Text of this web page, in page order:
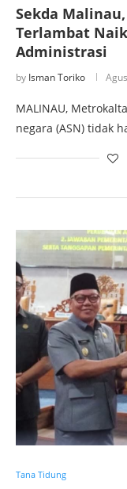
Sekda Malinau,
Terlambat
Administrasi
by Isman Toriko
MALINAU,
negara (ASN) tidak
Tana Tidung